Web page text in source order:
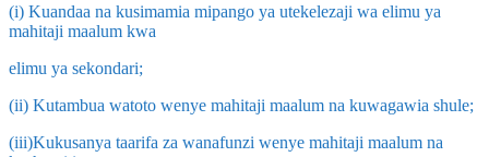
(i) Kuandaa na kusimamia mipango ya utekelezaji wa elimu ya
mahitaji maalum kwa
elimu ya sekondari;
(ii) Kutambua watoto wenye mahitaji maalum na kuwagawia shule;
(iii)Kukusanya taarifa za wanafunzi wenye mahitaji maalum na